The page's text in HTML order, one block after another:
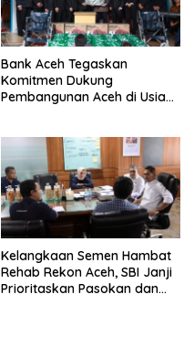
Bank Aceh Tegaskan
Komitmen Dukung
Pembangunan Aceh di Usia
Kelangkaan Semen Hambat
Rehab Rekon Aceh, SBI Janji
Prioritaskan Pasokan dan